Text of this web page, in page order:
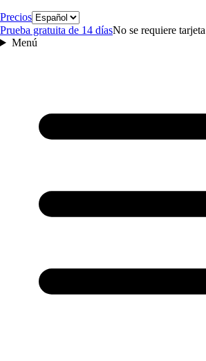
PreciosIdioma
Prueba gratuita de 14 díasNo se requiere
Menú